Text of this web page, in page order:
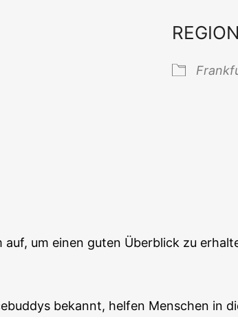
um einen guten Über­blick zu
bekannt, hel­fen Men­schen in